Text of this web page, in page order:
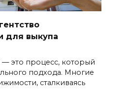
для выкупа
это процесс, который
подхода. Многие
сталкиваясь